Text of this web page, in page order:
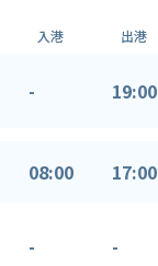
入港 出港
- 19:00
08:00 17:00
- -